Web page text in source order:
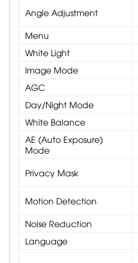
Angle Adjustment
Menu
White Light
Image Mode
AGC
Day/Night Mode
White Balance
AE (Auto Exposure)
Mode
Privacy Mask
Motion Detection
Noise Reduction
Language